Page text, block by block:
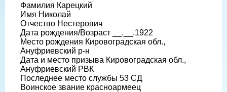
Фамилия Карецкий
Имя Николай
Отчество Нестерович
Дата рождения/Возраст __.__.1922
Место рождения Кировоградская обл.,
Ануфриевский р-н
Дата и место призыва Кировоградская обл.,
Ануфриевский РВК
Последнее место службы 53 СД
Воинское звание красноармеец